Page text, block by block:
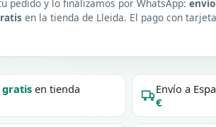
pedido y lo finalizamos por WhatsApp:
en la tienda de Lleida. El pago con
gratis en tienda
Envío a
€